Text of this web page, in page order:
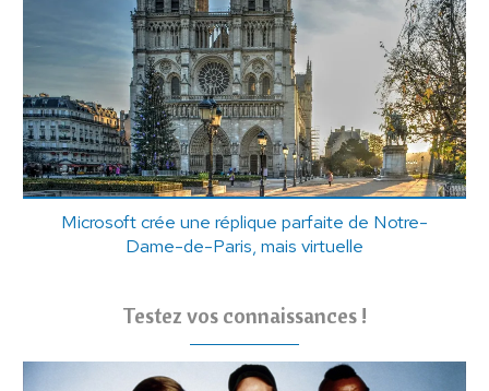
Microsoft crée une réplique parfaite de Notre-
Dame-de-Paris, mais virtuelle
Testez vos connaissances !